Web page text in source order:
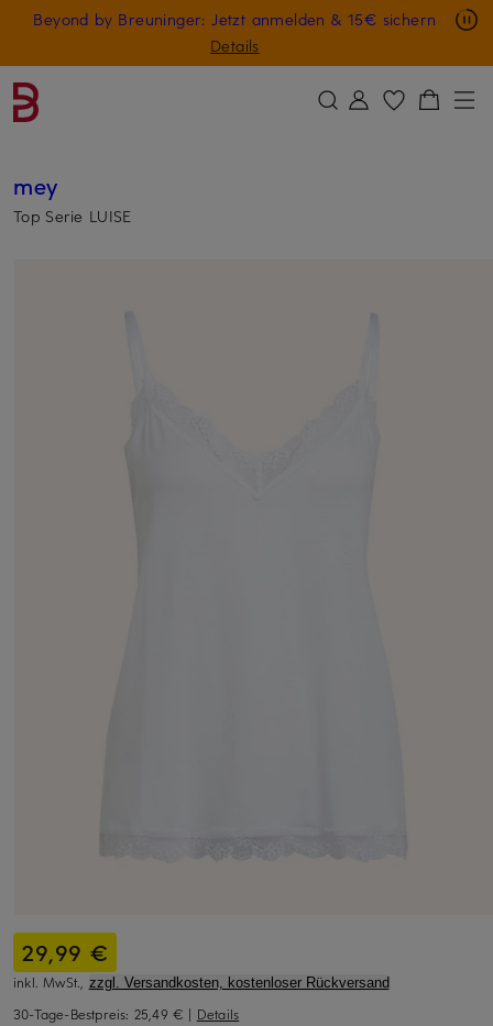
ZUM HAUPTINHALT ÜBERSPRINGEN
Beyond by Breuninger: Jetzt anmelden & 15€ sichern
Details
Nur in der App: -10 € auf digitale Geschenkkarten
GESCHENK20
mey
Top Serie LUISE
29,99 €
inkl. MwSt., zzgl. Versandkosten, kostenloser Rückversand
30-Tage-Bestpreis: 25,49 € | Details